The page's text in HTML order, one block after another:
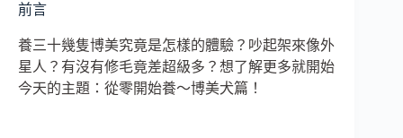
前言
養三十幾隻博美究竟是怎樣的體驗？吵起架來像外
星人？有沒有修毛竟差超級多？想了解更多就開始
今天的主題：從零開始養～博美犬篇！